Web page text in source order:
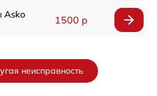
Asko
1500 р
неисправность